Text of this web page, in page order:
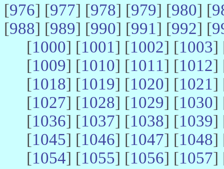
[976] [977] [978] [979] [980] [
[988] [989] [990] [991] [992] [
[1000] [1001] [1002] [1003]
[1009] [1010] [1011] [1012]
[1018] [1019] [1020] [1021]
[1027] [1028] [1029] [1030]
[1036] [1037] [1038] [1039]
[1045] [1046] [1047] [1048]
[1054] [1055] [1056] [1057]